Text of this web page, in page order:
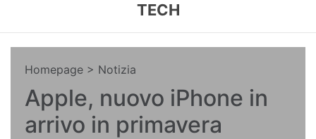
TECH
Homepage > Notizia
Apple, nuovo iPhone in
arrivo in primavera